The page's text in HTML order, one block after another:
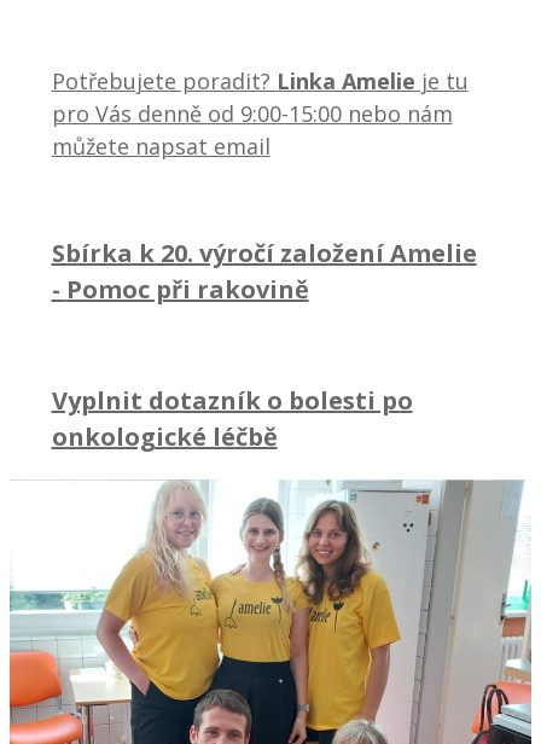
Potřebujete poradit? Linka Amelie je tu
pro Vás denně od 9:00-15:00 nebo nám
můžete napsat email
Sbírka k 20. výročí založení Amelie
- Pomoc při rakovině
Vyplnit dotazník o bolesti po
onkologické léčbě